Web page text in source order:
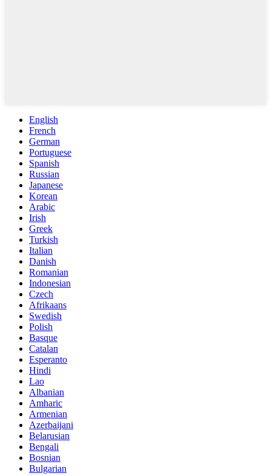
English
French
German
Portuguese
Spanish
Russian
Japanese
Korean
Arabic
Irish
Greek
Turkish
Italian
Danish
Romanian
Indonesian
Czech
Afrikaans
Swedish
Polish
Basque
Catalan
Esperanto
Hindi
Lao
Albanian
Amharic
Armenian
Azerbaijani
Belarusian
Bengali
Bosnian
Bulgarian